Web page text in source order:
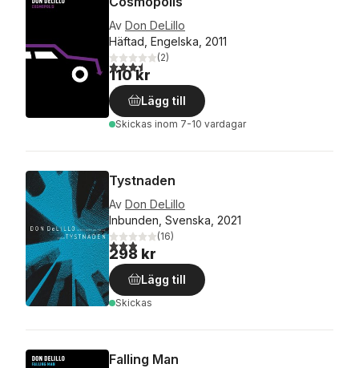
Av Don DeLillo
Häftad, Engelska, 2011
3,5utav 5 stjärnor. Totalt antal röster:
(2)
110 kr
Lägg till
Skickas inom 7-10 vardagar
Tystnaden
Av Don DeLillo
Inbunden, Svenska, 2021
2,9utav 5 stjärnor. Totalt antal röster:
(16)
298 kr
Lägg till
Skickas
Falling Man